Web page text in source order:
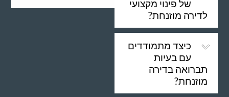
של פינוי מקצועי
לדירה מוזנחת?
כיצד מתמודדים
עם בעיות
תברואה בדירה
מוזנחת?